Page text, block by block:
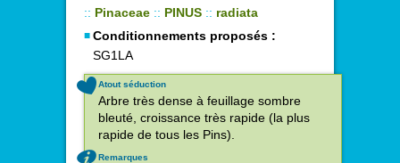
:: Pinaceae :: PINUS :: radiata
Conditionnements proposés :
SG1LA
Atout séduction
Arbre très dense à feuillage sombre
bleuté, croissance très rapide (la plus
rapide de tous les Pins).
Remarques